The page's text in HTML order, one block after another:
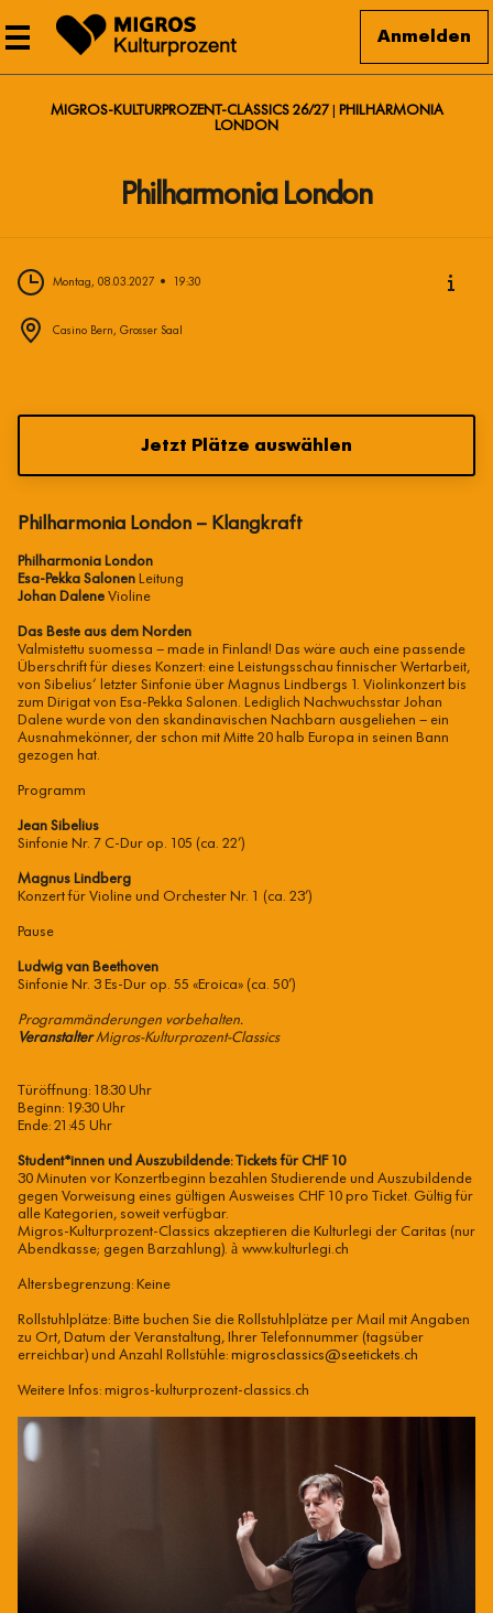
Anmelden
MIGROS-KULTURPROZENT-CLASSICS 26/27
PHILHARMONIA
LONDON
Philharmonia London
Montag, 08.03.2027 19:30
Casino Bern, Grosser Saal
Jetzt Plätze auswählen
Philharmonia London – Klangkraft
Philharmonia London
Esa-Pekka SalonenLeitung
Johan DaleneVioline
Das Beste aus dem Norden
Valmistettu suomessa – made in Finland! Das wäre auch eine passende
Überschrift für dieses Konzert: eine Leistungsschau finnischer Wertarbeit,
von Sibelius‘ letzter Sinfonie über Magnus Lindbergs 1. Violinkonzert bis
zum Dirigat von Esa-Pekka Salonen. Lediglich Nachwuchsstar Johan
Dalene wurde von den skandinavischen Nachbarn ausgeliehen – ein
Ausnahmekönner, der schon mit Mitte 20 halb Europa in seinen Bann
gezogen hat.
Programm
Jean Sibelius
Sinfonie Nr. 7 C-Dur op. 105 (ca. 22’)
Magnus Lindberg
Konzert für Violine und Orchester Nr. 1 (ca. 23’)
Pause
Ludwig van Beethoven
Sinfonie Nr. 3 Es-Dur op. 55 «Eroica» (ca. 50’)
Programmänderungen vorbehalten.
VeranstalterMigros-Kulturprozent-Classics
Türöffnung: 18:30 Uhr
Beginn: 19:30 Uhr
Ende: 21:45 Uhr
Student*innen und Auszubildende: Tickets für CHF 10
30 Minuten vor Konzertbeginn bezahlen Studierende und Auszubildende
gegen Vorweisung eines gültigen Ausweises CHF 10 pro Ticket. Gültig für
alle Kategorien, soweit verfügbar.
Migros-Kulturprozent-Classics akzeptieren die Kulturlegi der Caritas (nur
Abendkasse; gegen Barzahlung). à www.kulturlegi.ch
Altersbegrenzung: Keine
Rollstuhlplätze: Bitte buchen Sie die Rollstuhlplätze per Mail mit Angaben
zu Ort, Datum der Veranstaltung, Ihrer Telefonnummer (tagsüber
erreichbar) und Anzahl Rollstühle:migrosclassics@seetickets.ch
Weitere Infos: migros-kulturprozent-classics.ch